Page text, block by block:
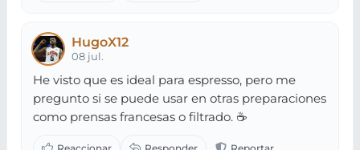
HugoX12
08 jul.
He visto que es ideal para espresso, pero me
pregunto si se puede usar en otras preparaciones
como prensas francesas o filtrado. ☕